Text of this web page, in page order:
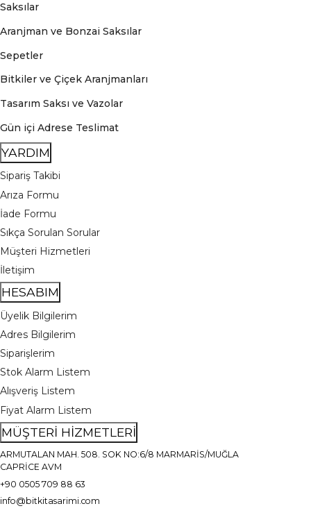
Saksılar
Aranjman ve Bonzai Saksılar
Sepetler
Bitkiler ve Çiçek Aranjmanları
Tasarım Saksı ve Vazolar
Gün içi Adrese Teslimat
YARDIM
Sipariş Takibi
Arıza Formu
İade Formu
Sıkça Sorulan Sorular
Müşteri Hizmetleri
İletişim
HESABIM
Üyelik Bilgilerim
Adres Bilgilerim
Siparişlerim
Stok Alarm Listem
Alışveriş Listem
Fiyat Alarm Listem
MÜŞTERİ HİZMETLERİ
ARMUTALAN MAH. 508. SOK NO:6/8 MARMARİS/MUĞLA
CAPRİCE AVM
+90 0505 709 88 63
info@bitkitasarimi.com